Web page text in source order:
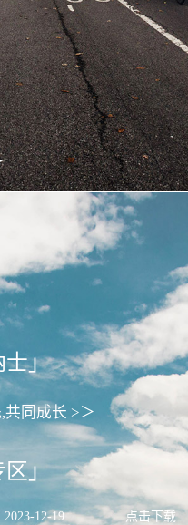
士」
同成长 >＞
区」
2023-12-19 点击下载